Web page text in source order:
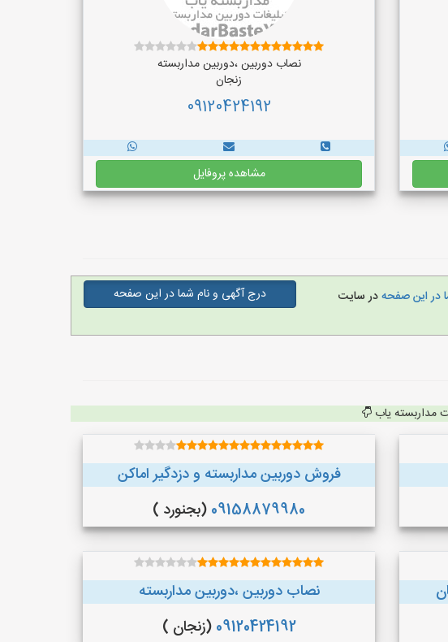
نصاب دوربین ،دوربین مداربسته
زنجان
09120424192
مشاهده پروفایل
در این صفحهدر سایت
درج آگهی و نام شما در این صفحه
مداربسته یاب
فروش دوربین مداربسته و دزدگیر اماکن
09158879980 (بجنورد )
نصاب دوربین ،دوربین مداربسته
09120424192 (زنجان )